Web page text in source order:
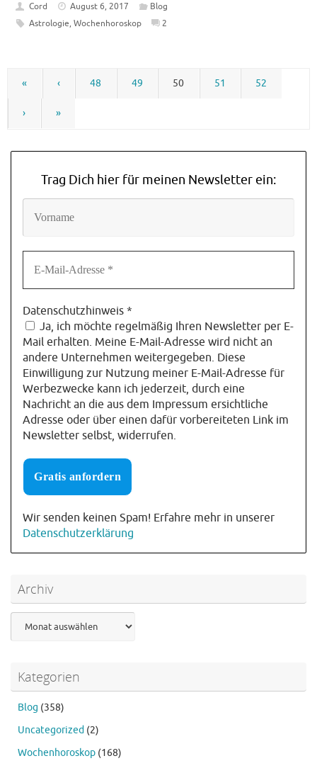
Cord August 6, 2017
Blog
Astrologie, Wochenhoroskop 2
« ‹ 48 49 50 51 52
› »
Trag Dich hier für meinen Newsletter ein:
Datenschutzhinweis *
Ja, ich möchte regelmäßig Ihren Newsletter per E-
Mail erhalten. Meine E-Mail-Adresse wird nicht an
andere Unternehmen weitergegeben. Diese
Einwilligung zur Nutzung meiner E-Mail-Adresse für
Werbezwecke kann ich jederzeit, durch eine
Nachricht an die aus dem Impressum ersichtliche
Adresse oder über einen dafür vorbereiteten Link im
Newsletter selbst, widerrufen.
Wir senden keinen Spam! Erfahre mehr in unserer
Datenschutzerklärung
Archiv
Kategorien
Blog (358)
Uncategorized (2)
Wochenhoroskop (168)